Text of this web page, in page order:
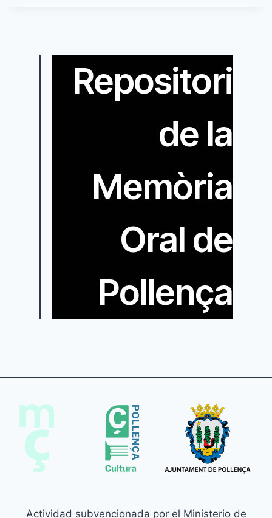
Repositori
de la
Memòria
Oral de
Pollença
Actividad subvencionada por el Ministerio de